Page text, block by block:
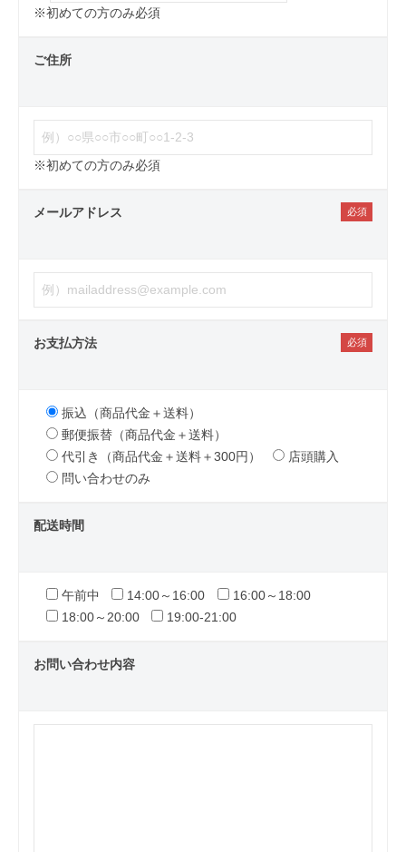
※初めての方のみ必須
ご住所
※初めての方のみ必須
メールアドレス
お支払方法
振込（商品代金＋送料）
郵便振替（商品代金＋送料）
代引き（商品代金＋送料＋300円）
店頭購入
問い合わせのみ
配送時間
午前中 14:00～16:00
16:00～18:00
18:00～20:00
19:00-21:00
お問い合わせ内容